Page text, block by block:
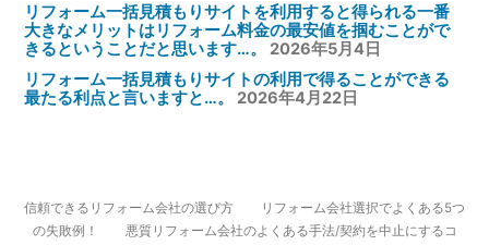
リフォーム一括見積もりサイトを利用すると得られる一番
大きなメリットはリフォーム料金の最安値を掴むことがで
きるということだと思います…。
2026年5月4日
リフォーム一括見積もりサイトの利用で得ることができる
最たる利点と言いますと…。
2026年4月22日
信頼できるリフォーム会社の選び方
リフォーム会社選択でよくある5つ
の失敗例！
悪質リフォーム会社のよくある手法/契約を中止にするコ